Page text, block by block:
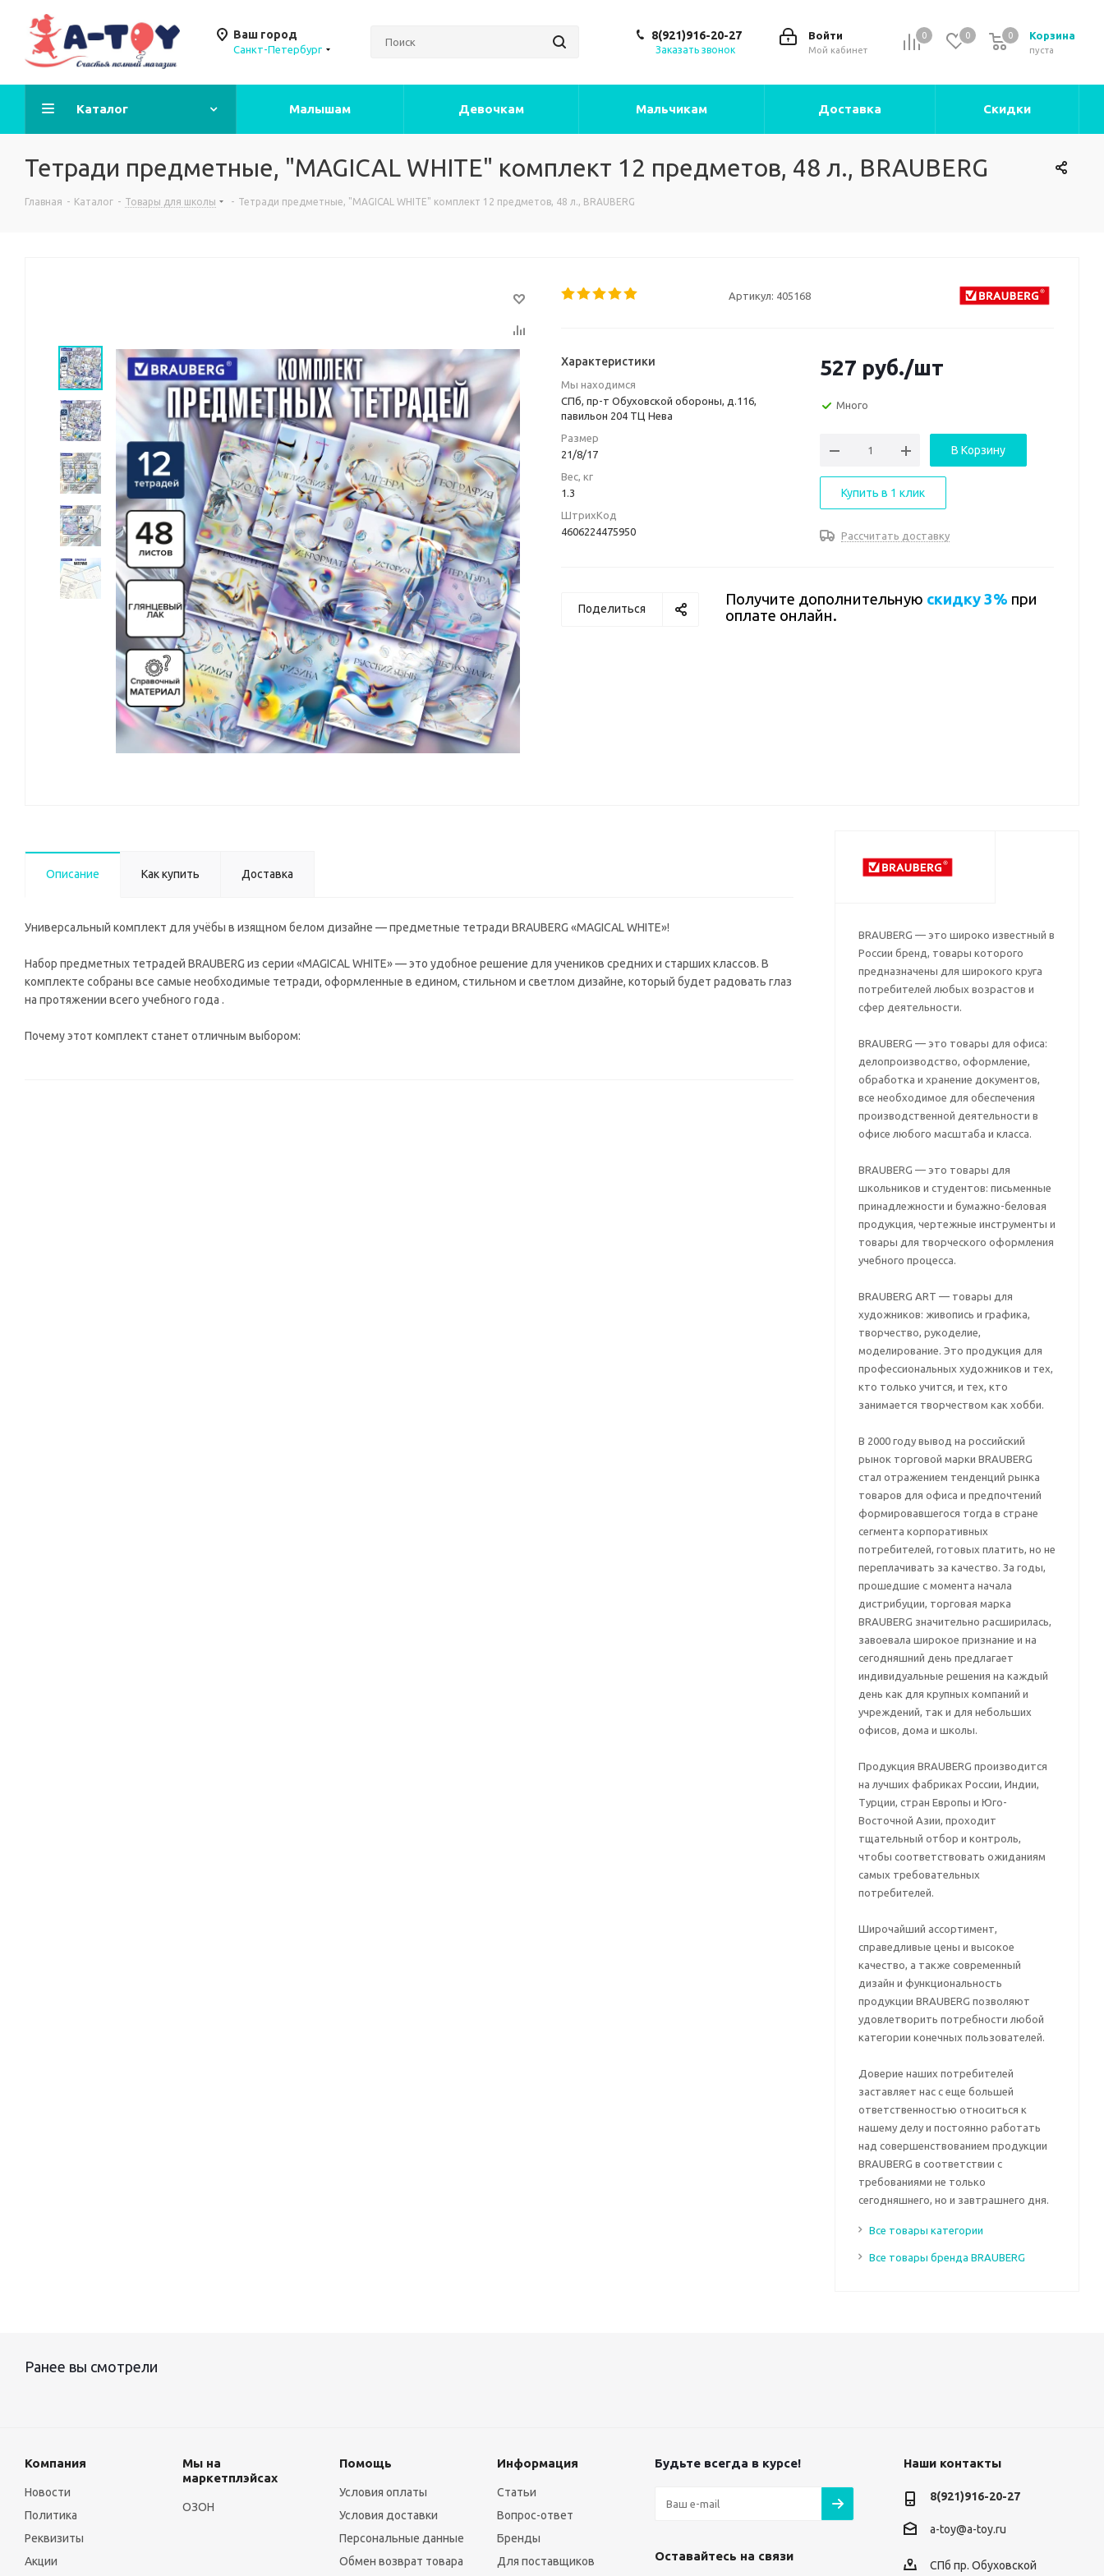
Ваш город
Санкт-Петербург
0 0 Корзина
0
пуста
0
Войти
Мой кабинет
8(921)916-20-27
Заказать звонок
Каталог Малышам Девочкам Мальчикам Доставка Скидки
Тетради предметные, "MAGICAL WHITE" комплект 12 предметов, 48 л., BRAUBERG
Главная - Каталог - Товары для школы - Тетради предметные, "MAGICAL WHITE" комплект 12 предметов, 48 л., BRAUBERG
Артикул: 405168
Характеристики
Мы находимся
СПб, пр-т Обуховской обороны, д.116,
павильон 204 ТЦ Нева
Размер
21/8/17
Вес, кг
1.3
ШтрихКод
4606224475950
527 руб./шт
Много
В Корзину
Купить в 1 клик
Рассчитать доставку
Поделиться
Получите дополнительную скидку 3% при
оплате онлайн.
Описание Как купить Доставка
Универсальный комплект для учёбы в изящном белом дизайне — предметные тетради BRAUBERG «MAGICAL WHITE»!
Набор предметных тетрадей BRAUBERG из серии «MAGICAL WHITE» — это удобное решение для учеников средних и старших классов. В
комплекте собраны все самые необходимые тетради, оформленные в едином, стильном и светлом дизайне, который будет радовать глаз
на протяжении всего учебного года .
Почему этот комплект станет отличным выбором:
BRAUBERG — это широко известный в
России бренд, товары которого
предназначены для широкого круга
потребителей любых возрастов и
сфер деятельности.
BRAUBERG — это товары для офиса:
делопроизводство, оформление,
обработка и хранение документов,
все необходимое для обеспечения
производственной деятельности в
офисе любого масштаба и класса.
BRAUBERG — это товары для
школьников и студентов: письменные
принадлежности и бумажно-беловая
продукция, чертежные инструменты и
товары для творческого оформления
учебного процесса.
BRAUBERG ART — товары для
художников: живопись и графика,
творчество, рукоделие,
моделирование. Это продукция для
профессиональных художников и тех,
кто только учится, и тех, кто
занимается творчеством как хобби.
В 2000 году вывод на российский
рынок торговой марки BRAUBERG
стал отражением тенденций рынка
товаров для офиса и предпочтений
формировавшегося тогда в стране
сегмента корпоративных
потребителей, готовых платить, но не
переплачивать за качество. За годы,
прошедшие с момента начала
дистрибуции, торговая марка
BRAUBERG значительно расширилась,
завоевала широкое признание и на
сегодняшний день предлагает
индивидуальные решения на каждый
день как для крупных компаний и
учреждений, так и для небольших
офисов, дома и школы.
Продукция BRAUBERG производится
на лучших фабриках России, Индии,
Турции, стран Европы и Юго-
Восточной Азии, проходит
тщательный отбор и контроль,
чтобы соответствовать ожиданиям
самых требовательных
потребителей.
Широчайший ассортимент,
справедливые цены и высокое
качество, а также современный
дизайн и функциональность
продукции BRAUBERG позволяют
удовлетворить потребности любой
категории конечных пользователей.
Доверие наших потребителей
заставляет нас с еще большей
ответственностью относиться к
нашему делу и постоянно работать
над совершенствованием продукции
BRAUBERG в соответствии с
требованиями не только
сегодняшнего, но и завтрашнего дня.
Все товары категории
Все товары бренда BRAUBERG
Ранее вы смотрели
Компания
Новости
Политика
Реквизиты
Акции
Мы на
маркетплэйсах
ОЗОН
Помощь
Условия оплаты
Условия доставки
Персональные данные
Обмен возврат товара
Информация
Статьи
Вопрос-ответ
Бренды
Для поставщиков
Будьте всегда в курсе!
Оставайтесь на связи
Наши контакты
8(921)916-20-27
a-toy@a-toy.ru
СПб пр. Обуховской